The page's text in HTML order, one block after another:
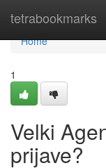
tetrabookmarks
Home
Home
1
Velki
prijave?